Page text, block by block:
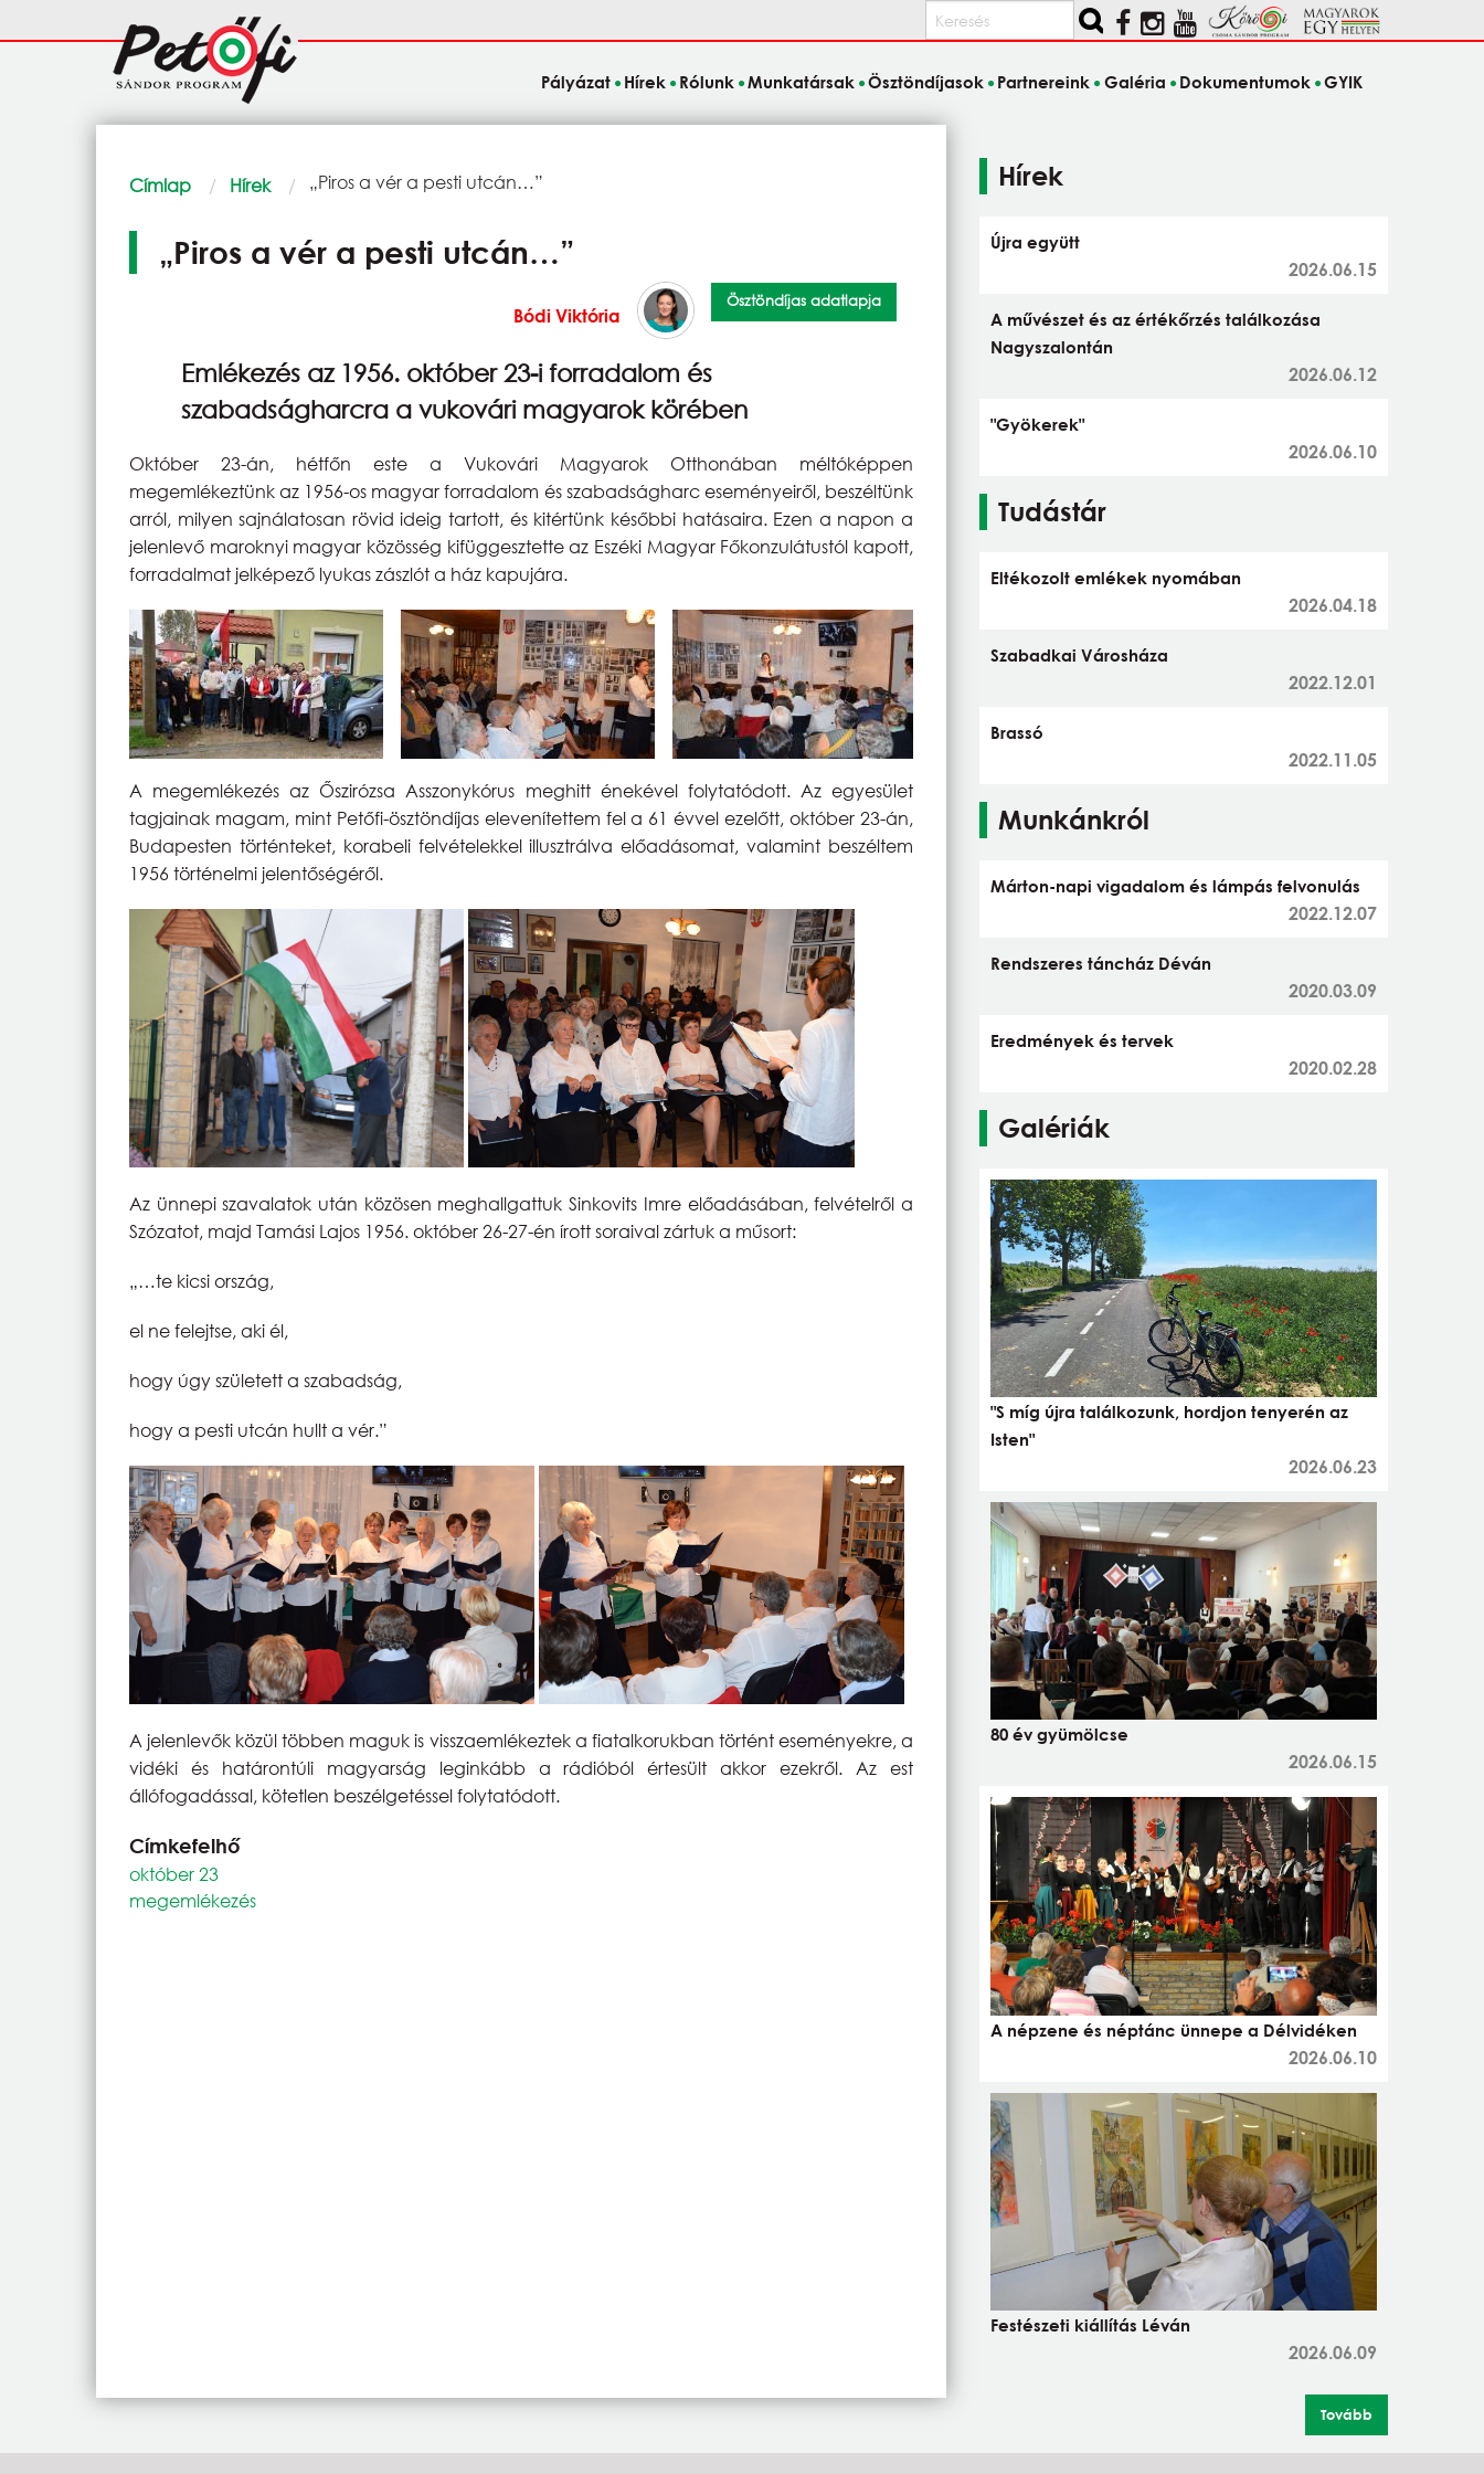
Keresés
Fő
navigáció
Pályázat Hírek Rólunk Munkatársak Ösztöndíjasok Partnereink Galéria Dokumentumok GYIK
Morzsa
Címlap Hírek Current:
„Piros a vér a pesti utcán…”
„Piros a vér a pesti utcán…”
Bódi Viktória
Ösztöndíjas adatlapja
Emlékezés az 1956. október 23-i forradalom és
szabadságharcra a vukovári magyarok körében
Október 23-án, hétfőn este a Vukovári Magyarok Otthonában méltóképpen
megemlékeztünk az 1956-os magyar forradalom és szabadságharc eseményeiről, beszéltünk
arról, milyen sajnálatosan rövid ideig tartott, és kitértünk későbbi hatásaira. Ezen a napon a
jelenlevő maroknyi magyar közösség kifüggesztette az Eszéki Magyar Főkonzulátustól kapott,
forradalmat jelképező lyukas zászlót a ház kapujára.
A megemlékezés az Őszirózsa Asszonykórus meghitt énekével folytatódott. Az egyesület
tagjainak magam, mint Petőfi-ösztöndíjas elevenítettem fel a 61 évvel ezelőtt, október 23-án,
Budapesten történteket, korabeli felvételekkel illusztrálva előadásomat, valamint beszéltem
1956 történelmi jelentőségéről.
Az ünnepi szavalatok után közösen meghallgattuk Sinkovits Imre előadásában, felvételről a
Szózatot, majd Tamási Lajos 1956. október 26-27-én írott soraival zártuk a műsort:
„…te kicsi ország,
el ne felejtse, aki él,
hogy úgy született a szabadság,
hogy a pesti utcán hullt a vér.”
A jelenlevők közül többen maguk is visszaemlékeztek a fiatalkorukban történt eseményekre, a
vidéki és határontúli magyarság leginkább a rádióból értesült akkor ezekről. Az est
állófogadással, kötetlen beszélgetésselfolytatódott.
Címkefelhő
október 23
megemlékezés
Hírek
Újra együtt
2026.06.15
A művészet és az értékőrzés találkozása
Nagyszalontán
2026.06.12
"Gyökerek"
2026.06.10
Tudástár
Eltékozolt emlékek nyomában
2026.04.18
Szabadkai Városháza
2022.12.01
Brassó
2022.11.05
Munkánkról
Márton-napi vigadalom és lámpás felvonulás
2022.12.07
Rendszeres táncház Déván
2020.03.09
Eredmények és tervek
2020.02.28
Galériák
"S míg újra találkozunk, hordjon tenyerén az
Isten"
2026.06.23
80 év gyümölcse
2026.06.15
A népzene és néptánc ünnepe a Délvidéken
2026.06.10
Festészeti kiállítás Léván
2026.06.09
Tovább